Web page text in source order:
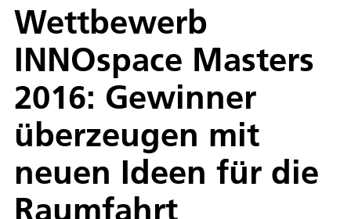
Wettbewerb
INNOspace Masters
2016: Gewinner
überzeugen mit
neuen Ideen für die
Raumfahrt